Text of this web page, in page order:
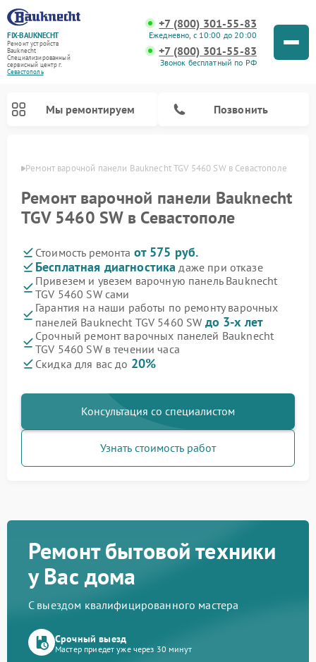
FIX-BAUKNECHT
Ремонт устройств
Bauknecht
Специализированный
cервисный центр г.
Севастополь
+7 (800) 301-55-83
Ежедневно, с 10:00 до 20:00
+7 (800) 301-55-83
Звонок бесплатный по РФ
Мы ремонтируем Позвонить
Ремонт варочной панели Bauknecht TGV 5460 SW в Севастополе
Ремонт варочной панели Bauknecht
TGV 5460 SW в Севастополе
Стоимость ремонта от 575 руб.
Бесплатная диагностика даже при отказе
Привезем и увезем варочную панель Bauknecht
TGV 5460 SW сами
Гарантия на наши работы по ремонту варочных
панелей Bauknecht TGV 5460 SW до 3-х лет
Срочный ремонт варочных панелей Bauknecht
TGV 5460 SW в течении часа
Скидка для вас до 20%
Консультация со специалистом
Узнать стоимость работ
Ремонт бытовой техники
у Вас дома
С выездом квалифицированного мастера
Срочный выезд
Мастер приедет уже через 30 минут